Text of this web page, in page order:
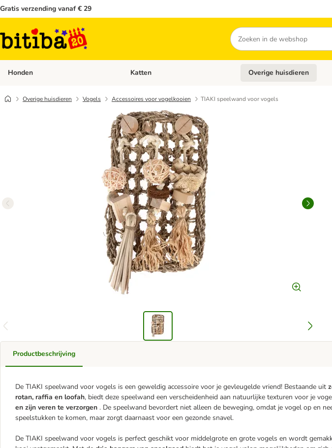
Gratis verzending vanaf € 29
Zoeken
Honden Open categoriemenu: Honden
Katten Open categoriemenu: Katten
Overige huisdieren
Overige huisdieren Vogels Accessoires voor vogelkooien TIAKI speelwand voor vogels
Productbeschrijving
De TIAKI speelwand voor vogels is een geweldig accessoire voor je gevleugelde vriend! Bestaande uit
rotan, raffia en loofah, biedt deze speelwand een verscheidenheid aan natuurlijke texturen voor je
en zijn veren te verzorgen . De speelwand bevordert niet alleen de beweging, omdat je vogel op en
speelstukken te komen, maar zorgt daarnaast voor een gezonde snavel.
De TIAKI speelwand voor vogels is perfect geschikt voor middelgrote en grote vogels en wordt